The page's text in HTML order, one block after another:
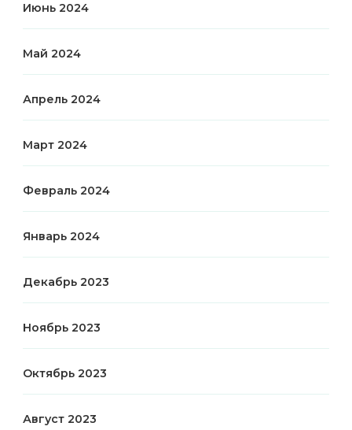
Июнь 2024
Май 2024
Апрель 2024
Март 2024
Февраль 2024
Январь 2024
Декабрь 2023
Ноябрь 2023
Октябрь 2023
Август 2023